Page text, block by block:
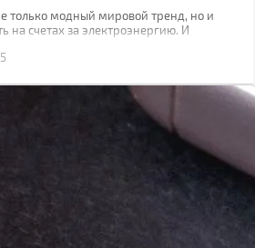
только модный мировой тренд, но и
на счетах за электроэнергию. И
затратное использование солнечных